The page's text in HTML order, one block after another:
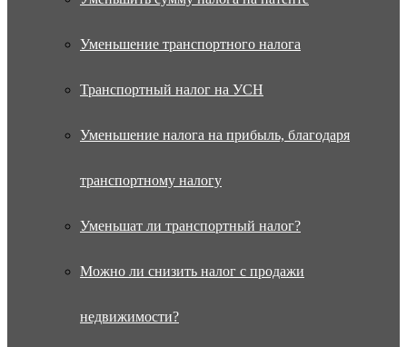
Уменьшение транспортного налога
Транспортный налог на УСН
Уменьшение налога на прибыль, благодаря
транспортному налогу
Уменьшат ли транспортный налог?
Можно ли снизить налог с продажи
недвижимости?